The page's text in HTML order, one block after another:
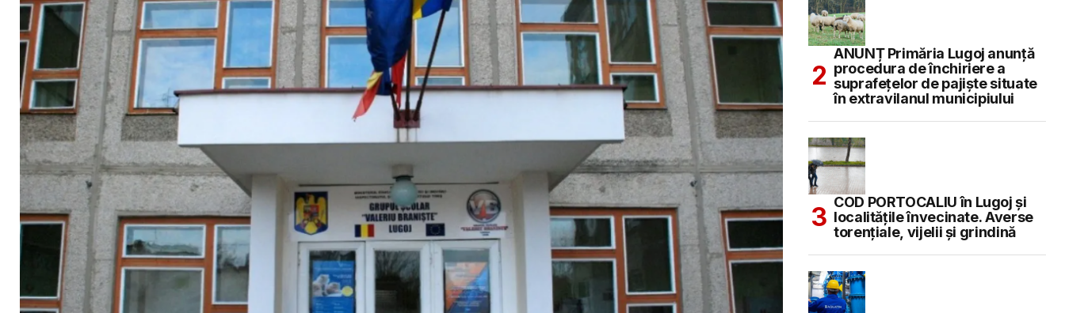
ANUNȚ Primăria Lugoj anunță
procedura de închiriere a
suprafețelor de pajiște situate
în extravilanul municipiului
COD PORTOCALIU în Lugoj și
localitățile învecinate. Averse
torențiale, vijelii și grindină